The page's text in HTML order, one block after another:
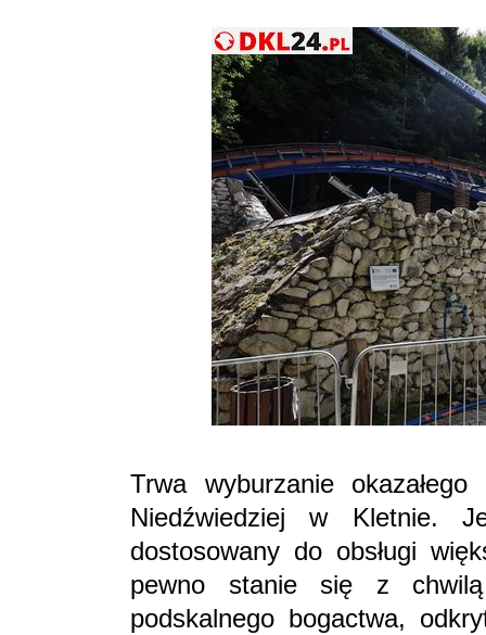
Trwa wyburzanie
Niedźwiedziej w Kletnie.
dostosowany do obsługi
pewno stanie się z
podskalnego bogactwa,